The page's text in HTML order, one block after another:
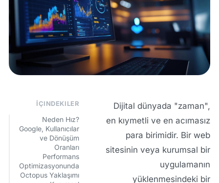
İÇINDEKILER
Neden Hız?
Google, Kullanıcılar
ve Dönüşüm
Oranları
Performans
Optimizasyonunda
Octopus Yaklaşımı
Dijital dünyada "zaman",
en kıymetli ve en acımasız
para birimidir. Bir web
sitesinin veya kurumsal bir
uygulamanın
yüklenmesindeki bir